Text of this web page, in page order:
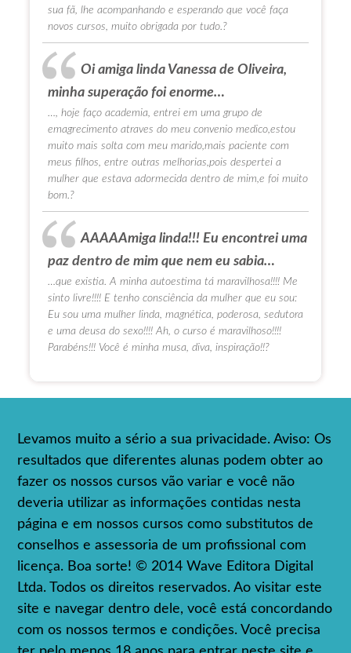
sua fã, lhe acompanhando e esperando que você faça
novos cursos, muito obrigada por tudo.?
Oi amiga linda Vanessa de Oliveira,
minha superação foi enorme…
…, hoje faço academia, entrei em uma grupo de
emagrecimento atraves do meu convenio medico,estou
muito mais solta com meu marido,mais paciente com
meus filhos, entre outras melhorias,pois despertei a
mulher que estava adormecida dentro de mim,e foi muito
bom.?
AAAAAmiga linda!!! Eu encontrei uma
paz dentro de mim que nem eu sabia…
…que existia. A minha autoestima tá maravilhosa!!!! Me
sinto livre!!!! E tenho consciência da mulher que eu sou:
Eu sou uma mulher linda, magnética, poderosa, sedutora
e uma deusa do sexo!!!! Ah, o curso é maravilhoso!!!!
Parabéns!!! Você é minha musa, diva, inspiração!!?
Levamos muito a sério a sua privacidade. Aviso: Os
resultados que diferentes alunas podem obter ao
fazer os nossos cursos vão variar e você não
deveria utilizar as informações contidas nesta
página e em nossos cursos como substitutos de
conselhos e assessoria de um profissional com
licença. Boa sorte! © 2014 Wave Editora Digital
Ltda. Todos os direitos reservados. Ao visitar este
site e navegar dentro dele, você está concordando
com os nossos termos e condições. Você precisa